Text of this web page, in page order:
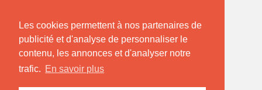
Les cookies permettent à nos partenaires de
publicité et d'analyse de personnaliser le
contenu, les annonces et d'analyser notre
trafic. En savoir plus